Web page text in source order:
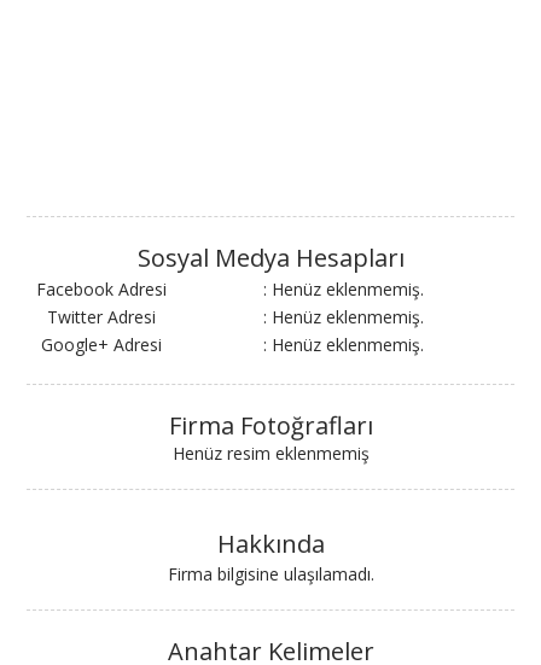
Sosyal Medya Hesapları
Facebook Adresi
: Henüz eklenmemiş.
Twitter Adresi
: Henüz eklenmemiş.
Google+ Adresi
: Henüz eklenmemiş.
Firma Fotoğrafları
Henüz resim eklenmemiş
Hakkında
Firma bilgisine ulaşılamadı.
Anahtar Kelimeler